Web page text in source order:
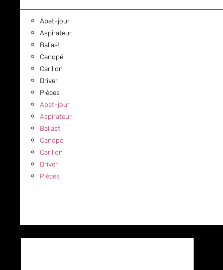
Abat-jour
Aspirateur
Ballast
Canopé
Carillon
Driver
Pièces
Abat-jour
Aspirateur
Ballast
Canopé
Carillon
Driver
Pièces